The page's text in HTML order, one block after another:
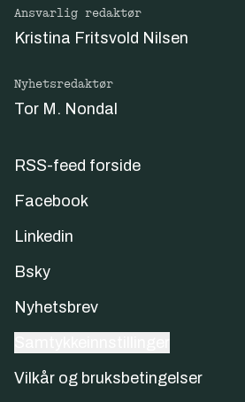
Ansvarlig redaktør
Kristina Fritsvold Nilsen
Nyhetsredaktør
Tor M. Nondal
RSS-feed forside
Facebook
Linkedin
Bsky
Nyhetsbrev
Vilkår og bruksbetingelser